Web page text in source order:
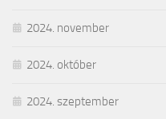
2024. november
2024. október
2024. szeptember